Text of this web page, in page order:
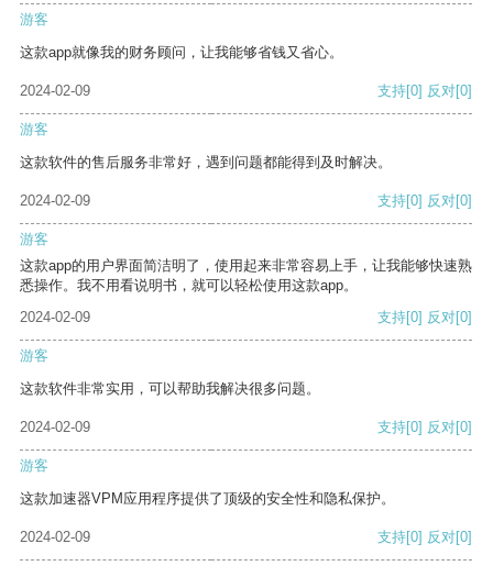
游客
这款app就像我的财务顾问，让我能够省钱又省心。
2024-02-09 支持[0] 反对[0]
游客
这款软件的售后服务非常好，遇到问题都能得到及时解决。
2024-02-09 支持[0] 反对[0]
游客
这款app的用户界面简洁明了，使用起来非常容易上手，让我能够快速熟
悉操作。我不用看说明书，就可以轻松使用这款app。
2024-02-09
支持[0] 反对[0]
游客
这款软件非常实用，可以帮助我解决很多问题。
2024-02-09 支持[0] 反对[0]
游客
这款加速器VPM应用程序提供了顶级的安全性和隐私保护。
2024-02-09 支持[0] 反对[0]